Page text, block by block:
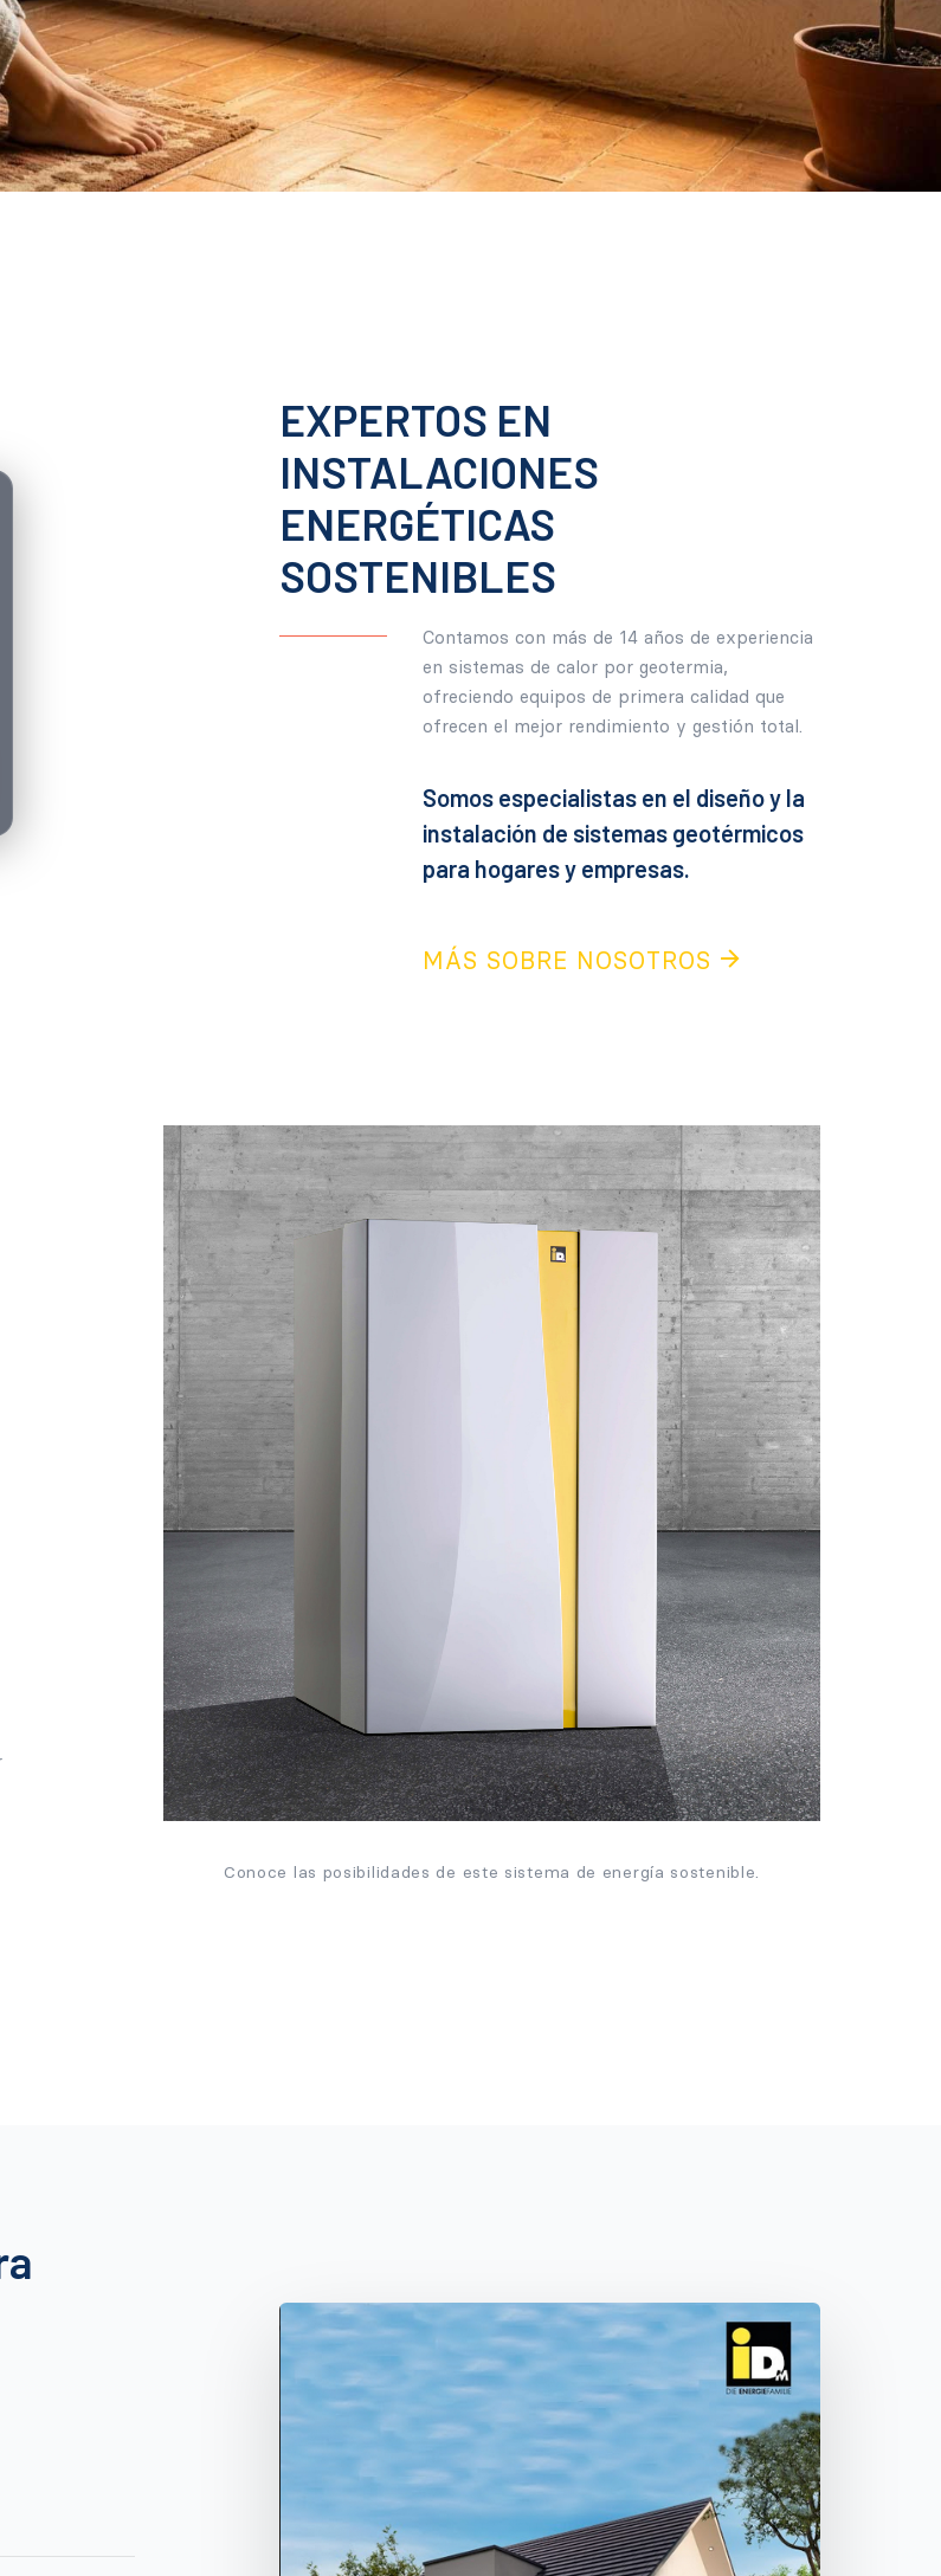
EXPERTOS EN
INSTALACIONES
ENERGÉTICAS
SOSTENIBLES
Contamos con más de 14 años de experiencia
en sistemas de calor por geotermia,
ofreciendo equipos de primera calidad que
ofrecen el mejor rendimiento y gestión total.
Somos especialistas en el diseño y la
instalación de sistemas geotérmicos
para hogares y empresas.
MÁS SOBRE NOSOTROS
Conoce las posibilidades de este sistema de energía sostenible.